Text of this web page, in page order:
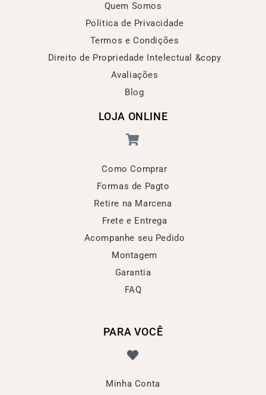
Quem Somos
Política de Privacidade
Termos e Condições
Direito de Propriedade Intelectual &copy
Avaliações
Blog
LOJA ONLINE
Como Comprar
Formas de Pagto
Retire na Marcena
Frete e Entrega
Acompanhe seu Pedido
Montagem
Garantia
FAQ
PARA VOCÊ
Minha Conta